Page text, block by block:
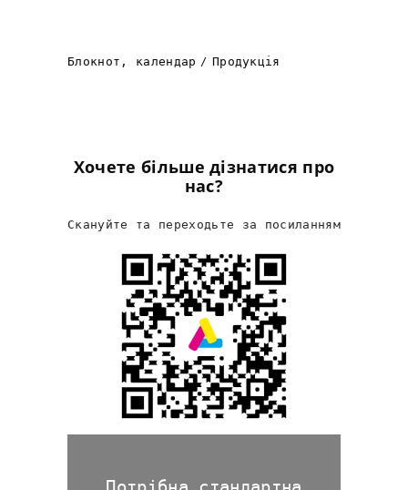
Блокнот, календар Продукція
Хочете більше дізнатися про
нас?
Скануйте та переходьте за посиланням